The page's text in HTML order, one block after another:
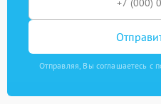
Отправляя, Вы соглашаетесь с